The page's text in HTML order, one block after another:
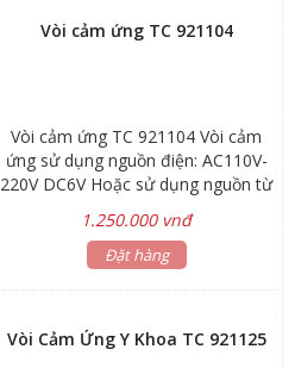
Vòi cảm ứng TC 921104
Vòi cảm ứng TC 921104 Vòi cảm
ứng sử dụng nguồn điện: AC110V-
220V DC6V Hoặc sử dụng nguồn từ
30cm Áp lực nước: 0.05~0.6MPa
Chất liệu: Hợp kim Đồng-Crôm
1.250.000 vnđ
Đặt hàng
Vòi Cảm Ứng Y Khoa TC 921125